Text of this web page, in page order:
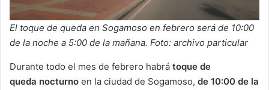
El toque de queda en Sogamoso en febrero será de 10:00
de la noche a 5:00 de la mañana. Foto: archivo particular
Durante todo el mes de febrero habrá toque de
queda nocturno en la ciudad de Sogamoso, de 10:00 de la